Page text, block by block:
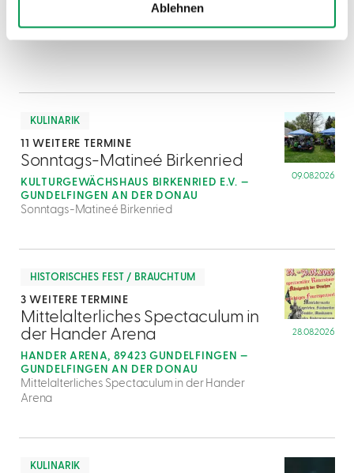
Ablehnen
KULINARIK
11 WEITERE TERMINE
1
Sonntags-Matineé Birkenried
KULTURGEWÄCHSHAUS BIRKENRIED E.V. —
GUNDELFINGEN AN DER DONAU
09.08.2026
Sonntags-Matineé Birkenried
HISTORISCHES FEST / BRAUCHTUM
3 WEITERE TERMINE
2
Mittelalterliches Spectaculum in
der Hander Arena
HANDER ARENA, 89423 GUNDELFINGEN —
GUNDELFINGEN AN DER DONAU
28.08.2026
Mittelalterliches Spectaculum in der Hander
Arena
KULINARIK